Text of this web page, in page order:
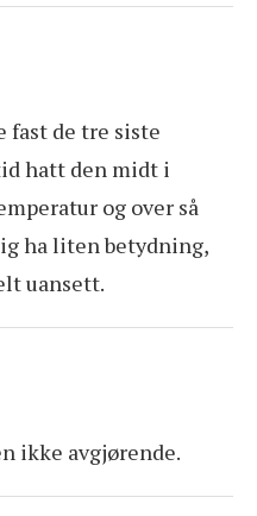
fast de tre siste
hatt den midt i
og over så
ha liten betydning,
uansett.
ikke avgjørende.